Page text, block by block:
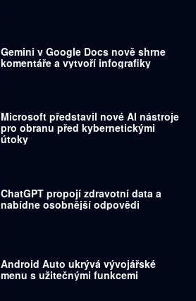
Gemini v Google Docs nově shrne
komentáře a vytvoří infografiky
Microsoft představil nové AI nástroje
pro obranu před kybernetickými
útoky
ChatGPT propojí zdravotní data a
nabídne osobnější odpovědi
Android Auto ukrývá vývojářské
menu s užitečnými funkcemi